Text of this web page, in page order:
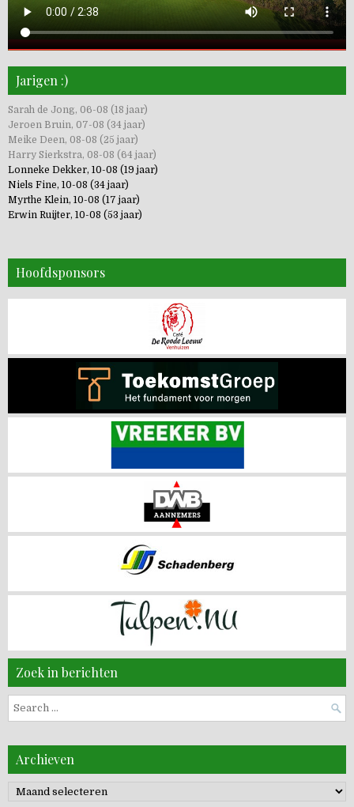
Jarigen :)
Sarah de Jong, 06-08 (18 jaar)
Jeroen Bruin, 07-08 (34 jaar)
Meike Deen, 08-08 (25 jaar)
Harry Sierkstra, 08-08 (64 jaar)
Lonneke Dekker, 10-08 (19 jaar)
Niels Fine, 10-08 (34 jaar)
Myrthe Klein, 10-08 (17 jaar)
Erwin Ruijter, 10-08 (53 jaar)
Hoofdsponsors
Zoek in berichten
Search
for:
Archieven
Archieven